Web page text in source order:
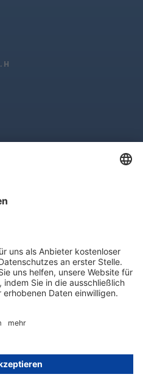
H
Ratgeber und Artikel
Newsletter
Datenschutzvergleich
Gruppe